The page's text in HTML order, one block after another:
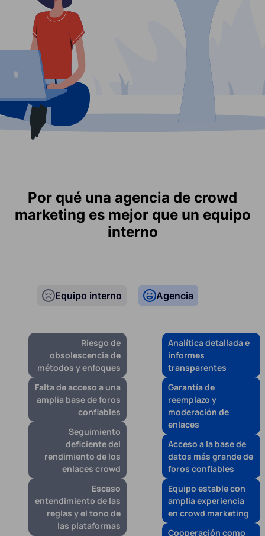
Por qué una agencia de crowd
marketing es mejor que un equipo
interno
Equipo interno
Riesgo de
obsolescencia de
métodos y enfoques
Falta de acceso a una
amplia base de foros
confiables
Seguimiento
deficiente del
rendimiento de los
enlaces crowd
Escaso
entendimiento de las
reglas y el tono de
las plataformas
Agencia
Analítica detallada e
informes
transparentes
Garantía de
reemplazo y
moderación de
enlaces
Acceso a la base de
datos más grande de
foros confiables
Equipo estable con
amplia experiencia
en crowd marketing
Cooperación como